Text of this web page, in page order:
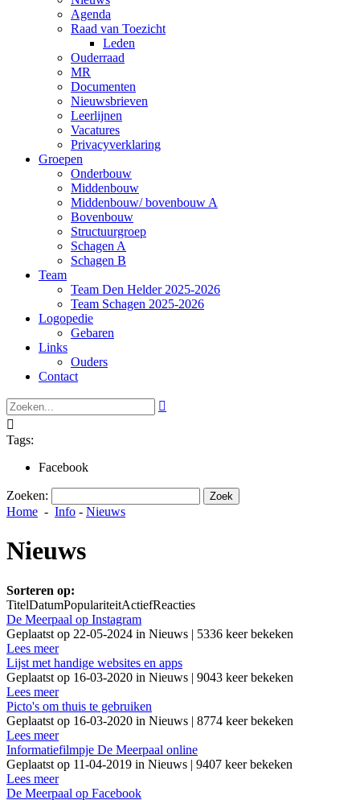
Agenda
Raad van Toezicht
Leden
Ouderraad
MR
Documenten
Nieuwsbrieven
Leerlijnen
Vacatures
Privacyverklaring
Groepen
Onderbouw
Middenbouw
Middenbouw/ bovenbouw A
Bovenbouw
Structuurgroep
Schagen A
Schagen B
Team
Team Den Helder 2025-2026
Team Schagen 2025-2026
Logopedie
Gebaren
Links
Ouders
Contact


Tags:
Facebook
Zoeken:
Home - Info - Nieuws
Nieuws
Sorteren op:
TitelDatumPopulariteitActiefReacties
De Meerpaal op Instagram
Geplaatst op 22-05-2024 in Nieuws | 5336 keer bekeken
Lees meer
Lijst met handige websites en apps
Geplaatst op 16-03-2020 in Nieuws | 9043 keer bekeken
Lees meer
Picto's om thuis te gebruiken
Geplaatst op 16-03-2020 in Nieuws | 8774 keer bekeken
Lees meer
Informatiefilmpje De Meerpaal online
Geplaatst op 11-04-2019 in Nieuws | 9407 keer bekeken
Lees meer
De Meerpaal op Facebook